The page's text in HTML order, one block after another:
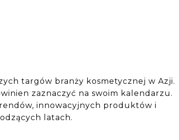
targów branży kosmetycznej w Azji.
zaznaczyć na swoim kalendarzu.
innowacyjnych produktów i
latach.